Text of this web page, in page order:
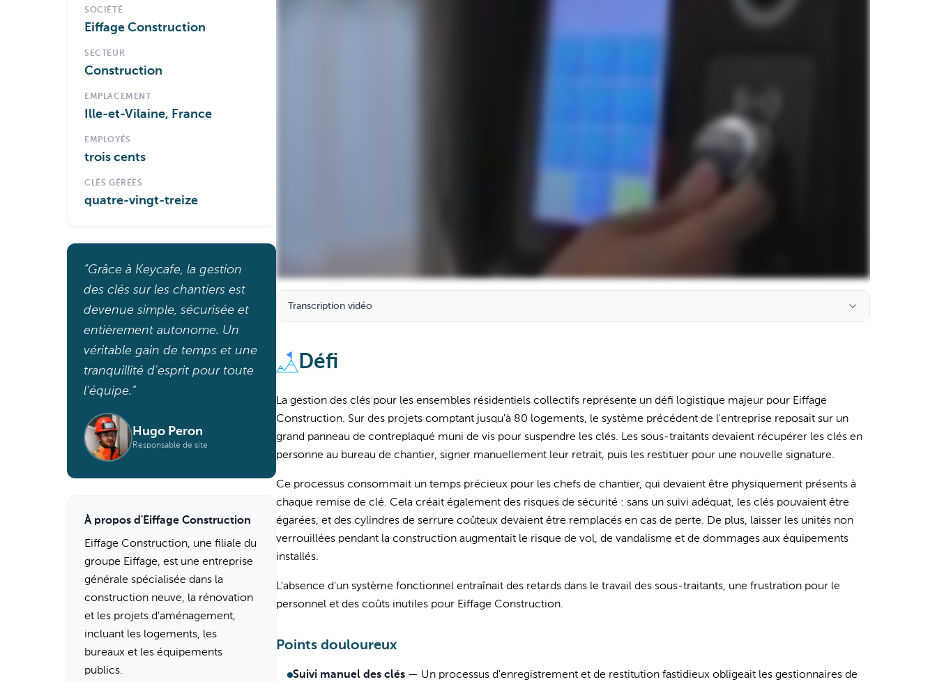
SOCIÉTÉ
Eiffage Construction
SECTEUR
Construction
EMPLACEMENT
Ille-et-Vilaine, France
EMPLOYÉS
trois cents
CLÉS GÉRÉES
quatre-vingt-treize
“Grâce à Keycafe, la gestion
des clés sur les chantiers est
devenue simple, sécurisée et
entièrement autonome. Un
véritable gain de temps et une
tranquillité d'esprit pour toute
l'équipe.”
Hugo Peron
Responsable de site
À propos d'Eiffage Construction
Eiffage Construction, une filiale du
groupe Eiffage, est une entreprise
générale spécialisée dans la
construction neuve, la rénovation
et les projets d'aménagement,
incluant les logements, les
bureaux et les équipements
publics.
Transcription vidéo
Défi
La gestion des clés pour les ensembles résidentiels collectifs représente un défi logistique majeur pour Eiffage
Construction. Sur des projets comptant jusqu'à 80 logements, le système précédent de l'entreprise reposait sur un
grand panneau de contreplaqué muni de vis pour suspendre les clés. Les sous-traitants devaient récupérer les clés en
personne au bureau de chantier, signer manuellement leur retrait, puis les restituer pour une nouvelle signature.
Ce processus consommait un temps précieux pour les chefs de chantier, qui devaient être physiquement présents à
chaque remise de clé. Cela créait également des risques de sécurité : sans un suivi adéquat, les clés pouvaient être
égarées, et des cylindres de serrure coûteux devaient être remplacés en cas de perte. De plus, laisser les unités non
verrouillées pendant la construction augmentait le risque de vol, de vandalisme et de dommages aux équipements
installés.
L'absence d'un système fonctionnel entraînait des retards dans le travail des sous-traitants, une frustration pour le
personnel et des coûts inutiles pour Eiffage Construction.
Points douloureux
Suivi manuel des clés — Un processus d'enregistrement et de restitution fastidieux obligeait les gestionnaires de